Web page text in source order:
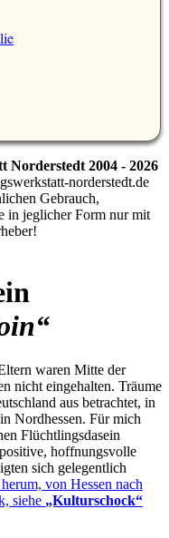
2004 - 2026
norderstedt.de
Gebrauch,
in jeglicher Form nur mit
waren Mitte der
nicht eingehalten. Träume
aus betrachtet, in
Nordhessen. Für mich
Flüchtlingsdasein
hoffnungsvolle
sich gelegentlich
von Hessen nach
siehe „Kulturschock“